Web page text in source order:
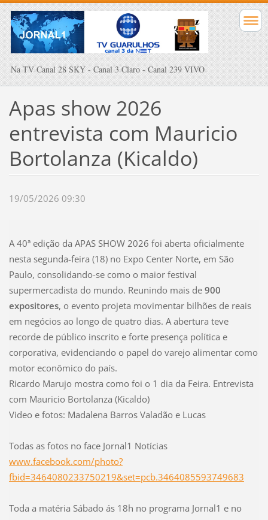
Na TV Canal 28 SKY - Canal 3 Claro - Canal 239 VIVO
Apas show 2026
entrevista com Mauricio
Bortolanza (Kicaldo)
19/05/2026 09:30
A 40ª edição da APAS SHOW 2026 foi aberta oficialmente
nesta segunda-feira (18) no Expo Center Norte, em São
Paulo, consolidando-se como o maior festival
supermercadista do mundo. Reunindo mais de 900
expositores, o evento projeta movimentar bilhões de reais
em negócios ao longo de quatro dias. A abertura teve
recorde de público inscrito e forte presença política e
corporativa, evidenciando o papel do varejo alimentar como
motor econômico do país.
Ricardo Marujo mostra como foi o 1 dia da Feira. Entrevista
com Mauricio Bortolanza (Kicaldo)
Video e fotos: Madalena Barros Valadão e Lucas
Todas as fotos no face Jornal1 Notícias
www.facebook.com/photo?
fbid=3464080233750219&set=pcb.3464085593749683
Toda a matéria Sábado ás 18h no programa Jornal1 e no